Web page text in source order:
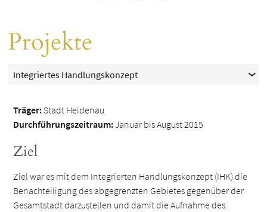
Projekte
Integriertes Handlungskonzept
Träger:Stadt Heidenau
Durchführungszeitraum:Januar bis August 2015
Ziel
Ziel war es mit dem Integrierten Handlungskonzept (IHK) die
Benachteiligung des abgegrenzten Gebietes gegenüber der
Gesamtstadt darzustellen und damit die Aufnahme des